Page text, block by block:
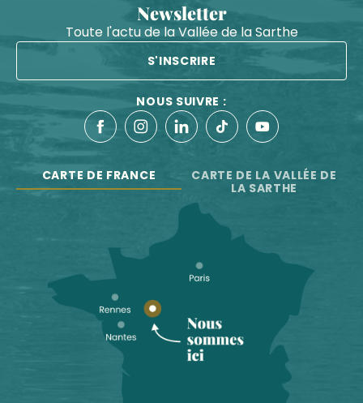
Newsletter
Toute l'actu de la Vallée de la Sarthe
S'INSCRIRE
NOUS SUIVRE :
CARTE DE FRANCE
CARTE DE LA VALLÉE DE
LA SARTHE